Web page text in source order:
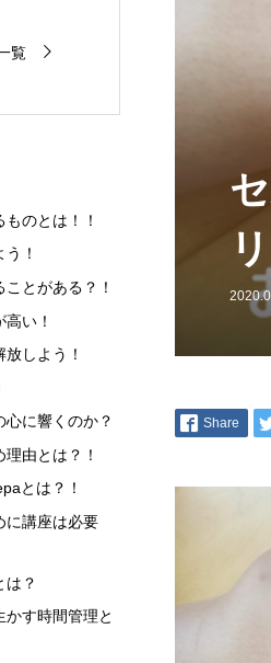
Share
覧
のとは！！
！
とがある？！
い！
しよう！
に響くのか？
由とは？！
とは？！
に講座は必要
は？
す時間管理と